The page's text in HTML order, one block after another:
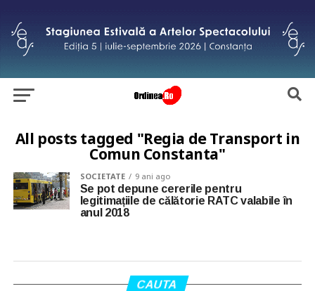
All posts tagged "Regia de Transport in
Comun Constanta"
SOCIETATE 9 ani ago
Se pot depune cererile pentru
legitimațiile de călătorie RATC valabile în
anul 2018
CAUTA